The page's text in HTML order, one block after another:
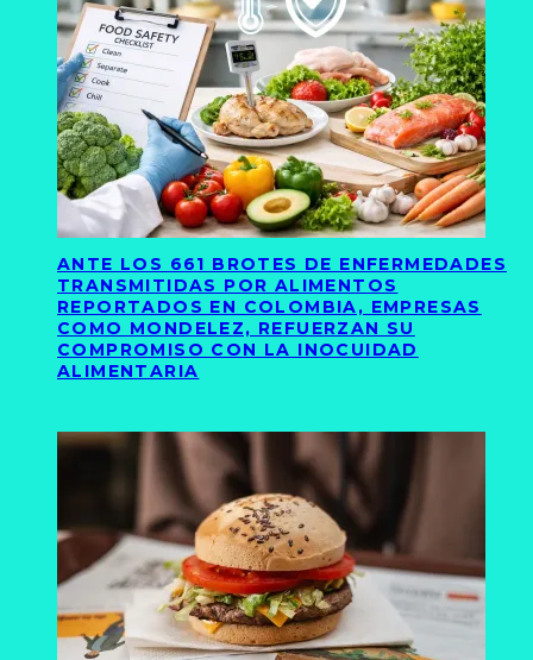
ANTE LOS 661 BROTES DE ENFERMEDADES
TRANSMITIDAS POR ALIMENTOS
REPORTADOS EN COLOMBIA, EMPRESAS
COMO MONDELEZ, REFUERZAN SU
COMPROMISO CON LA INOCUIDAD
ALIMENTARIA